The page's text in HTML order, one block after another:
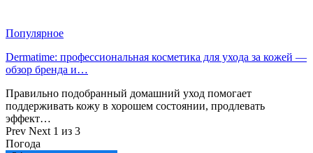
Популярное
Dermatime: профессиональная косметика для ухода за кожей —
обзор бренда и…
Правильно подобранный домашний уход помогает
поддерживать кожу в хорошем состоянии, продлевать
эффект…
Prev Next 1 из 3
Погода